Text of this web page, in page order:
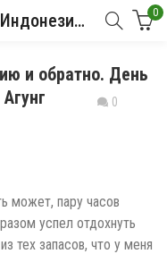
Азия. Автостопом в Индонезию и обратно. День 102. Восхождение на вулкан Агунг 0
0
и обратно. День
может, пару часов
успел отдохнуть
тех запасов, что у меня